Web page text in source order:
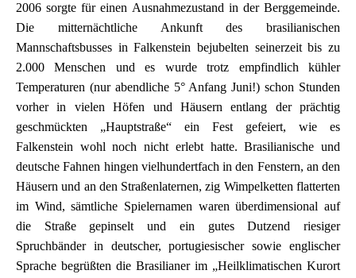
2006 sorgte für einen Ausnahmezustand in der Berggemeinde.
Die mitternächtliche Ankunft des brasilianischen
Mannschaftsbusses in Falkenstein bejubelten seinerzeit bis zu
2.000 Menschen und es wurde trotz empfindlich kühler
Temperaturen (nur abendliche 5° Anfang Juni!) schon Stunden
vorher in vielen Höfen und Häusern entlang der prächtig
geschmückten „Hauptstraße“ ein Fest gefeiert, wie es
Falkenstein wohl noch nicht erlebt hatte. Brasilianische und
deutsche Fahnen hingen vielhundertfach in den Fenstern, an den
Häusern und an den Straßenlaternen, zig Wimpelketten flatterten
im Wind, sämtliche Spielernamen waren überdimensional auf
die Straße gepinselt und ein gutes Dutzend riesiger
Spruchbänder in deutscher, portugiesischer sowie englischer
Sprache begrüßten die Brasilianer im „Heilklimatischen Kurort